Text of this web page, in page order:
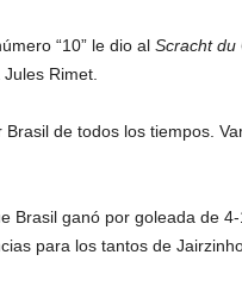
“10” le dio al Scracht du
Rimet.
de todos los tiempos.
ganó por goleada de
para los tantos de